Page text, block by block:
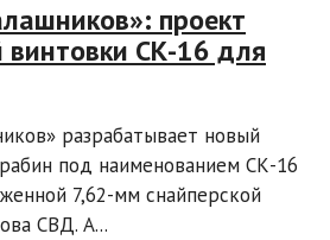
проект
винтовки СК-16 для
разрабатывает новый
под наименованием СК-16
7,62-мм снайперской
СВД. A...